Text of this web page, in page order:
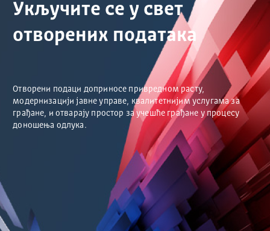
Укључите се у свет
отворених података
Отворени подаци доприносе привредном расту,
модернизацији јавне управе, квалитетнијим услугама за
грађане, и отварају простор за учешће грађане у процесу
доношења одлука.